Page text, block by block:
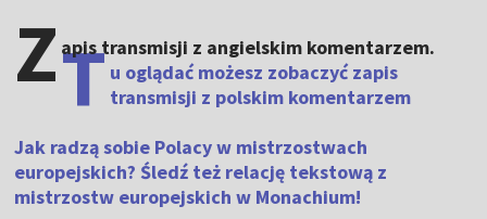
Z apis transmisji z angielskim komentarzem.
Tu oglądać możesz zobaczyć zapis
transmisji z polskim komentarzem
Jak radzą sobie Polacy w mistrzostwach
europejskich? Śledź też relację tekstową z
mistrzostw europejskich w Monachium!